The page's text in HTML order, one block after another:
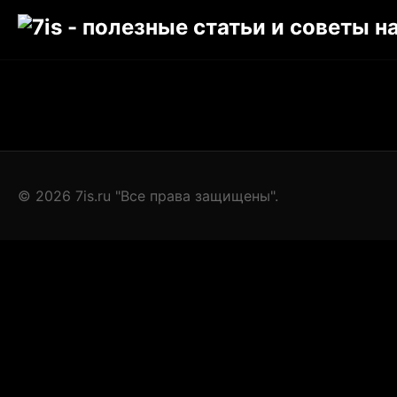
© 2026 7is.ru "Все права защищены".